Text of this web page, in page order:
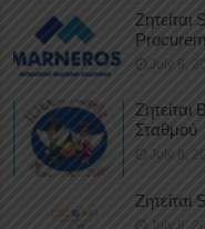
July 9,
Σταθμού
July 8,
July 8,